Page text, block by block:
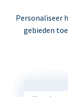
Personaliseer
gebieden